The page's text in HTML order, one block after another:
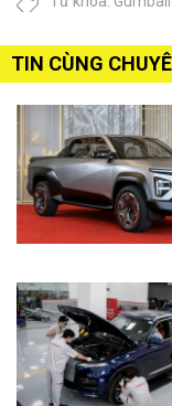
TIN CÙNG